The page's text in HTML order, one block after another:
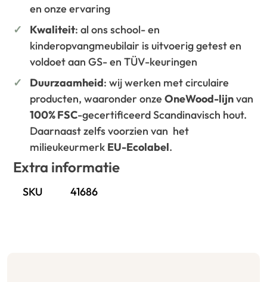
en onze ervaring
Kwaliteit: al ons school- en
kinderopvangmeubilair is uitvoerig getest en
voldoet aan GS- en TÜV-keuringen
Duurzaamheid: wij werken met circulaire
producten, waaronder onzeOneWood-lijnvan
100% FSC-gecertificeerd Scandinavisch hout.
Daarnaast zelfs voorzien van het
milieukeurmerk EU-Ecolabel.
Extra informatie
SKU 41686